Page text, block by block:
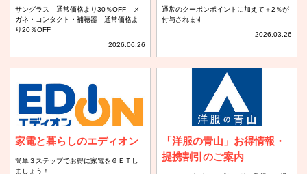
サングラス 通常価格より30％OFF メ
ガネ・コンタクト・補聴器 通常価格よ
り20％OFF
2026.06.26
通常のクーポンポイントに加えて＋2％が
付与されます
2026.03.26
家電と暮らしのエディオン
簡単３ステップでお得に家電をＧＥＴし
ましょう！
「洋服の青山」お得情報・
提携割引のご案内